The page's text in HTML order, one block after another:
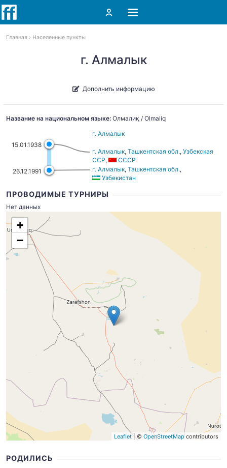
Главная Населенные пункты
г. Алмалык
Дополнить информацию
Название на национальном языке: Олмалиқ / Olmaliq
15.01.1938
26.12.1991
г. Алмалык
г. Алмалык, Ташкентская обл., Узбекская
ССР,
СССР
г. Алмалык, Ташкентская обл.,
Узбекистан
ПРОВОДИМЫЕ ТУРНИРЫ
Нет данных
+
−
Leaflet| © OpenStreetMap contributors
РОДИЛИСЬ